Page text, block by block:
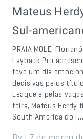
Mateus
Sul-
PRAIA MOLE,
Layback Pro
teve um dia
decisivas pelos
League e pelas
feira, Mateus Herdy
South America do